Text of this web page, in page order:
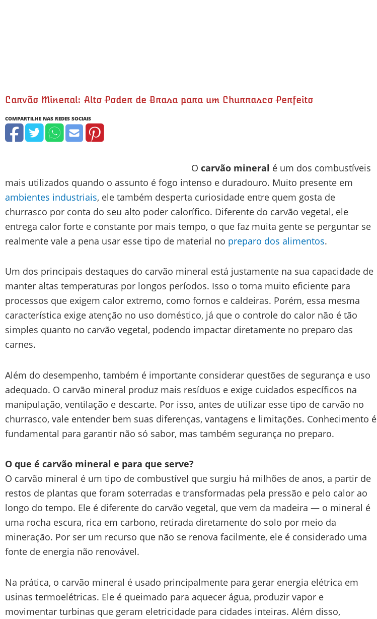
Carvão Mineral: Alto Poder de Brasa para um Churrasco Perfeito
O carvão mineral é um dos combustíveis
mais utilizados quando o assunto é fogo intenso e duradouro. Muito presente em
ambientes industriais, ele também desperta curiosidade entre quem gosta de
churrasco por conta do seu alto poder calorífico. Diferente do carvão vegetal, ele
entrega calor forte e constante por mais tempo, o que faz muita gente se perguntar se
realmente vale a pena usar esse tipo de material no preparo dos alimentos.
Um dos principais destaques do carvão mineral está justamente na sua capacidade de
manter altas temperaturas por longos períodos. Isso o torna muito eficiente para
processos que exigem calor extremo, como fornos e caldeiras. Porém, essa mesma
característica exige atenção no uso doméstico, já que o controle do calor não é tão
simples quanto no carvão vegetal, podendo impactar diretamente no preparo das
carnes.
Além do desempenho, também é importante considerar questões de segurança e uso
adequado. O carvão mineral produz mais resíduos e exige cuidados específicos na
manipulação, ventilação e descarte. Por isso, antes de utilizar esse tipo de carvão no
churrasco, vale entender bem suas diferenças, vantagens e limitações. Conhecimento é
fundamental para garantir não só sabor, mas também segurança no preparo.
O que é carvão mineral e para que serve?
O carvão mineral é um tipo de combustível que surgiu há milhões de anos, a partir de
restos de plantas que foram soterradas e transformadas pela pressão e pelo calor ao
longo do tempo. Ele é diferente do carvão vegetal, que vem da madeira — o mineral é
uma rocha escura, rica em carbono, retirada diretamente do solo por meio da
mineração. Por ser um recurso que não se renova facilmente, ele é considerado uma
fonte de energia não renovável.
Na prática, o carvão mineral é usado principalmente para gerar energia elétrica em
usinas termoelétricas. Ele é queimado para aquecer água, produzir vapor e
movimentar turbinas que geram eletricidade para cidades inteiras. Além disso,